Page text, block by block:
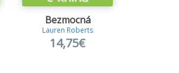
Bezmocná
Lauren Roberts
14,75€